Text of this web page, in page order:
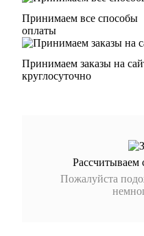
Принимаем все способы
оплаты
Принимаем заказы на
круглосуточно
Рассчитываем
Пожалуйста